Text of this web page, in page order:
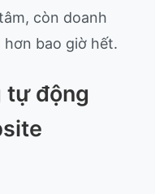
còn doanh
bao giờ hết.
tự động